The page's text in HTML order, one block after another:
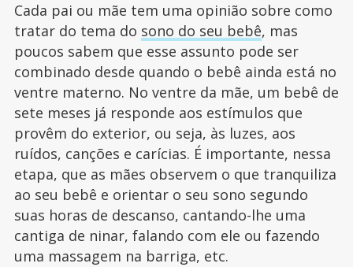
Cada pai ou mãe tem uma opinião sobre como
tratar do tema do sono do seu bebê, mas
poucos sabem que esse assunto pode ser
combinado desde quando o bebê ainda está no
ventre materno. No ventre da mãe, um bebê de
sete meses já responde aos estímulos que
provêm do exterior, ou seja, às luzes, aos
ruídos, canções e carícias. É importante, nessa
etapa, que as mães observem o que tranquiliza
ao seu bebê e orientar o seu sono segundo
suas horas de descanso, cantando-lhe uma
cantiga de ninar, falando com ele ou fazendo
uma massagem na barriga, etc.